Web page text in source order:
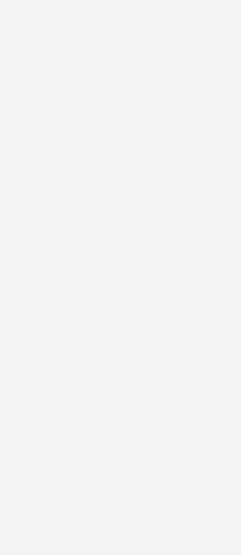
Marketingspezialist Sönke
das
198-8, Redline Verlag,